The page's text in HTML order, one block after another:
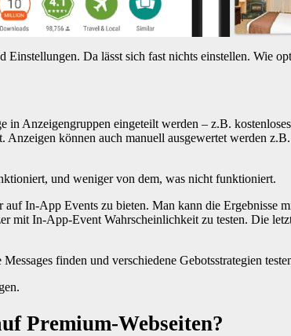
Da lässt sich fast nichts einstellen. Wie
in Anzeigengruppen eingeteilt werden – z.B.
können auch manuell ausgewertet werden
und weniger von dem, was nicht funktioniert.
In-App Events zu bieten. Man kann die Ergebnisse
mit In-App-Event Wahrscheinlichkeit zu testen. Die
finden und verschiedene Gebotsstrategien
Premium-Webseiten?